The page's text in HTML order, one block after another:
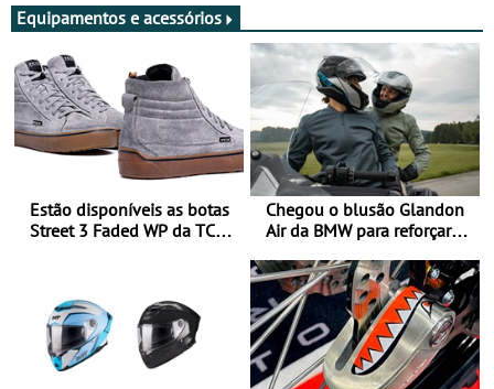
Equipamentos e acessórios
Estão disponíveis as botas
Street 3 Faded WP da TCX
Chegou o blusão Glandon
Air da BMW para reforçar
verão